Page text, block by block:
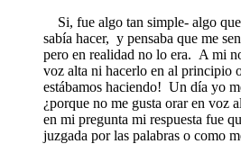
Si, fue algo tan simple- algo
sabía hacer, y pensaba que me
pero en realidad no lo era. A mi
voz alta ni hacerlo en al principio
estábamos haciendo! Un día yo
¿porque no me gusta orar en voz
en mi pregunta mi respuesta fue
juzgada por las palabras o como